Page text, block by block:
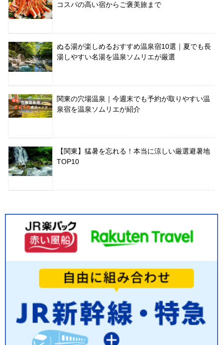
コスパの高い宿からご褒美旅まで
ぬる湯が楽しめるおすすめ温泉宿10選｜夏でも長
湯しやすい名湯を温泉ソムリエが厳選
関東の穴場温泉｜今週末でも予約が取りやすい温
泉宿を温泉ソムリエが紹介
【関東】猛暑を忘れる！本当に涼しい厳選避暑地
TOP10